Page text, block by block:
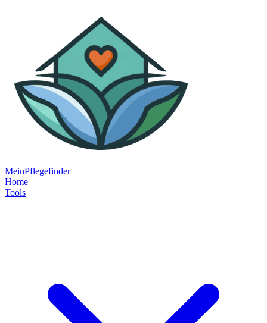
MeinPflegefinder
Home
Tools